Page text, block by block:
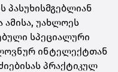
პასუხისმგებლიან
ამისა, უახლოეს
სპეციალური
ინტელექტთან
პრაქტიკულ